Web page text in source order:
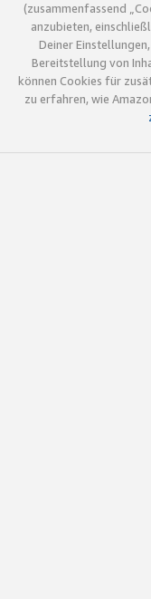
(zusammenfassend
anzubieten,
Deiner
Bereitstellung von
können Cookies für
zu erfahren, wie